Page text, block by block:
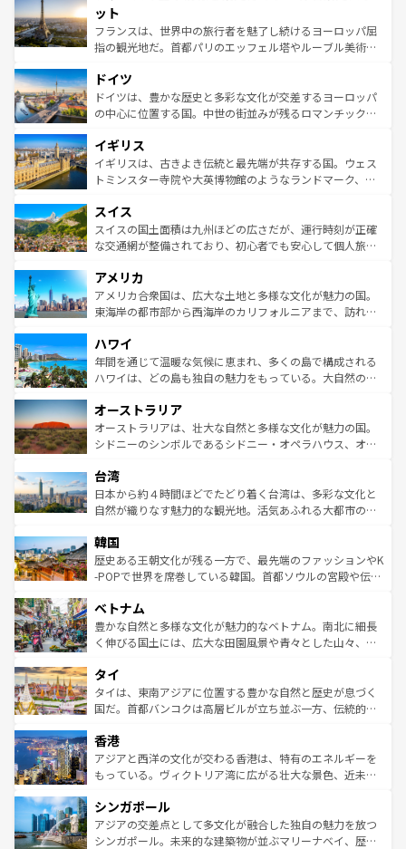
なお、新着のイタリア情報は
しい。
れる闘牛、そして美味しいタパスが生活の一部となってい
る。首都マドリードの洗練された雰囲気や、バルセロナの
アートに溢れた街角から、地方では古代ローマ遺跡や中世
せる。地方によって風土や気候が異なるスペインはその個
性で訪れる人を魅了する。 なお、新着のスペイン情報は コ
ンテンツ一覧を参照してほしい。
ット
フランスは、世界中の旅行者を魅了し続けるヨーロッパ屈
指の観光地だ。首都パリのエッフェル塔やルーブル美術館
で、幅広い魅力が詰まっている。華麗な宮殿、歴史的な大
聖堂、美しいビーチ、そして豊かな自然が、訪れる者を心
から魅了する。また、フランスは美食の国としても知ら
いる。シャンパンの発祥地であるランス、プロヴァンスの
香り高いラベンダー畑など、多彩な楽しみ方が可能だ。さ
らに、パリ以外の地域にも魅力が溢れており、どの街角に
れる地方に足を運ぶとそれぞれで全く異なる文化を体験で
きるだろう。 なお、新着のフランス情報はコンテンツ一覧
を参照してほしい。
ドイツ
ドイツは、豊かな歴史と多彩な文化が交差するヨーロッパ
の中心に位置する国。中世の街並みが残るロマンチック街
顔を持つこの国は、どこを歩いても飽きることがない。ベ
ルリンの文化的活気、バイエルン州のアルプスの絶景、そ
してライン川沿いのワイン畑といった風景は必見。ビール
は、お酒好きな人にはぜひ体験してほしい。 なお、新着の
ドイツ情報はコンテンツ一覧を参照してほしい。
イギリス
イギリスは、古きよき伝統と最先端が共存する国。ウェス
トミンスター寺院や大英博物館のようなランドマーク、歴
リアごとに異なる魅力がある。また、優雅なアフタヌーン
ティー、ビール好きにはたまらない英国パブ、サッカー観
戦など、本場だからこそできる体験も豊富。イギリスを旅
ンツ一覧を参照してほしい。
スイス
スイスの国土面積は九州ほどの広さだが、運行時刻が正確
な交通網が整備されており、初心者でも安心して個人旅行
の建物がそのまま残る町や、スイスならではのユニークな
博物館もあり、アルプス観光だけでなく町歩きも満喫する
ことができる。国民の所得が高いため物価も高いが、旅行
ば市内交通費無料で観光を楽しむこともできる。 なお、新
着のスイス情報はコンテンツ一覧 を参照してほしい。
アメリカ
アメリカ合衆国は、広大な土地と多様な文化が魅力の国。
東海岸の都市部から西海岸のカリフォルニアまで、訪れる
のような巨大都市は、観光、ショッピング、エンターテイ
ンメントが詰まった刺激的なスポットだ。一方、アメリカ
西部には大自然が広がり、グランドキャニオンやイエロー
部のニューオーリンズでは、音楽と美食が融合した独特の
文化が魅力。旅行者はアメリカの各地域で異なる魅力を楽
しみながら、その多様性と豊かな歴史を感じることができ
ならではの贅沢な旅のスタイルだ。 なお、新着のアメリカ
情報はコンテンツ一覧を参照してほしい。
ハワイ
年間を通じて温暖な気候に恵まれ、多くの島で構成される
ハワイは、どの島も独自の魅力をもっている。大自然の神
ワイ島は見逃せない。また、定番の観光地といえばオアフ
島だが、静かな自然を求めるならマウイ島やカウアイ島が
おすすめ。エメラルドグリーンに輝く海をはじめ、豊かな
れるおもてなしの心で訪れる人々を迎えてくれるハワイの
人々、おいしいローカルフードやハワイアンミュージッ
ク、伝統的なフラダンスなど、すべてがハワイの魅力を彩
ワイを、存分に味わってほしい。 なお、新着のハワイ情報
はコンテンツ一覧を参照してほしい。
オーストラリア
オーストラリアは、壮大な自然と多様な文化が魅力の国。
シドニーのシンボルであるシドニー・オペラハウス、オー
リアリーフや大陸中央部にそびえるウルル（エアーズロッ
ク）、タスマニアの美しい原生林やケアンズの熱帯雨林な
ど、見どころがたくさん。また、カフェやワイン、オージ
いる。アクティビティも充実しており、サーフィンやダイ
ビング、ハイキングなど、アウトドア好きにはたまらな
い。オーストラリアの多彩な魅力を存分に味わいつくそ
参照してほしい。
台湾
日本から約４時間ほどでたどり着く台湾は、多彩な文化と
自然が織りなす魅力的な観光地。活気あふれる大都市の台
ン）、静ひつな山岳地帯である台湾東部など、都市の喧騒
と山間の静けさが共存しており、訪れる人に新しい発見と
驚きをもたらしてくれる。また、奥深い台湾の食文化も魅
容にもいいと評判のスイーツなど、バラエティ豊かな料理
が味わえる。 なお、新着の台湾情報は コンテンツ一覧を参
照してほしい。
韓国
歴史ある王朝文化が残る一方で、最先端のファッションやK
-POPで世界を席巻している韓国。首都ソウルの宮殿や伝統
き、地方に足を延ばせば四季折々の自然美を楽しむことが
できる。そして、キムチや焼肉、絶品のストリートフード
まで、さまざまな韓国料理が待っている。夜には、韓国な
リティに包まれながら、韓国の多彩な魅力を心ゆくまで味
わってみてほしい。 なお、新着の韓国情報はコンテンツ一
覧を参照してほしい。
ベトナム
豊かな自然と多様な文化が魅力的なベトナム。南北に細長
く伸びる国土には、広大な田園風景や青々とした山々、世
急速な発展と共に伝統が息づく。ハノイの古い町並みやホ
ーチミン市のフランス統治時代の建物も、独特の雰囲気を
醸し出している。また、バラエティの豊かさとおいしさで
とつ。フォーやバインミー、ベトナムコーヒーなどは、ぜ
ひ現地で味わいたい。どの地域を訪れてもあたたかい人々
が旅行者を迎えてくれるので、きっと忘れられない旅にな
参照してほしい。
タイ
タイは、東南アジアに位置する豊かな自然と歴史が息づく
国だ。首都バンコクは高層ビルが立ち並ぶ一方、伝統的な
の活気が交差している。北部ではチェンマイなどの山岳地
帯で自然と触れ合い、南部ではプーケットやクラビの美し
いビーチでリゾート気分を楽しむことができる。タイ料理
激する。気候は一年中温暖で、どの季節にも異なる楽しみ
が待っている。親しみやすいタイの人々、仏教を中心とし
た文化、そして多様な観光資源が、訪れる旅人を魅了し続
香港
アジアと西洋の文化が交わる香港は、特有のエネルギーを
もっている。ヴィクトリア湾に広がる壮大な景色、近未来
み、どこを訪れても感動するはず。観光スポットが密集し
ており、効率よく見どころを回れるのも魅力。息をのむよ
うな絶景から文化的な体験まで、香港を存分に楽しみ尽く
シンガポール
アジアの交差点として多文化が融合した独自の魅力を放つ
シンガポール。未来的な建築物が並ぶマリーナベイ、歴史